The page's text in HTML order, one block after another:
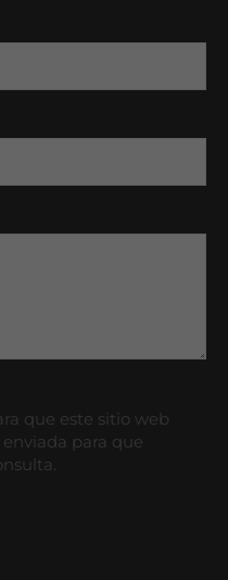
que este sitio web
para que